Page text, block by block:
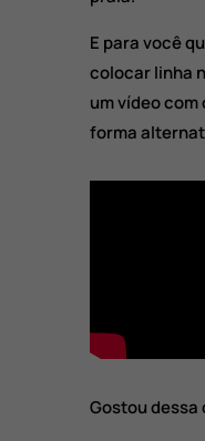
E para você
colocar linha
um vídeo com
forma
Gostou dessa